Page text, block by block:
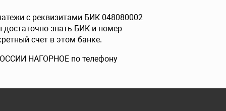
с реквизитами БИК 048080002
знать БИК и номер
счет в этом банке.
НАГОРНОЕ по телефону